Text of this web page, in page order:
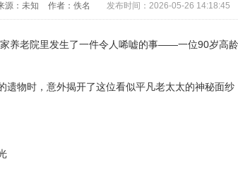
源：未知 作者：佚名 发布时间：2026-05-26 14:18:45
养老院里发生了一件令人唏嘘的事——一位90岁高
遗物时，意外揭开了这位看似平凡老太太的神秘面纱